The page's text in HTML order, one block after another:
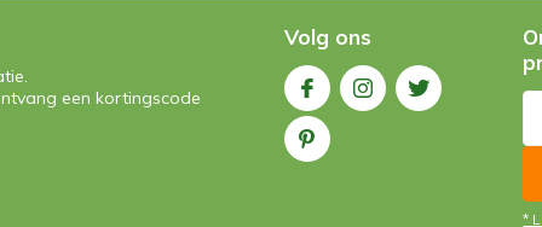
een kortingscode
Volg ons
*